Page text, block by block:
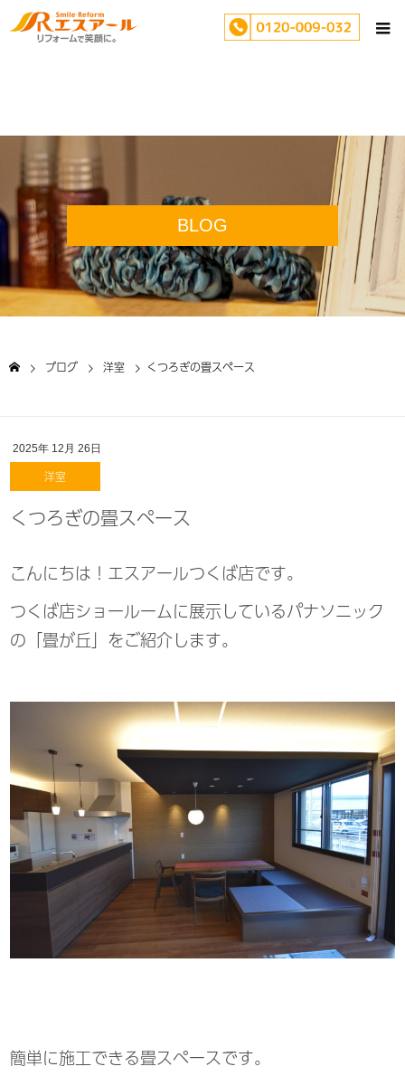
BLOG
ブログ 洋室 くつろぎの畳スペース
2025年 12月 26日
洋室
くつろぎの畳スペース
こんにちは！エスアールつくば店です。
つくば店ショールームに展示しているパナソニック
の「畳が丘」をご紹介します。
簡単に施工できる畳スペースです。